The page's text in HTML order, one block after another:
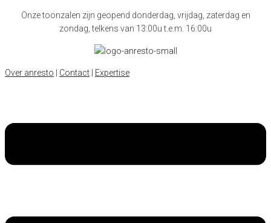
Onze toonzalen zijn geopend donderdag, vrijdag, zaterdag en
zondag, telkens van 13:00u t.e.m. 16:00u
Over anresto Contact Expertise